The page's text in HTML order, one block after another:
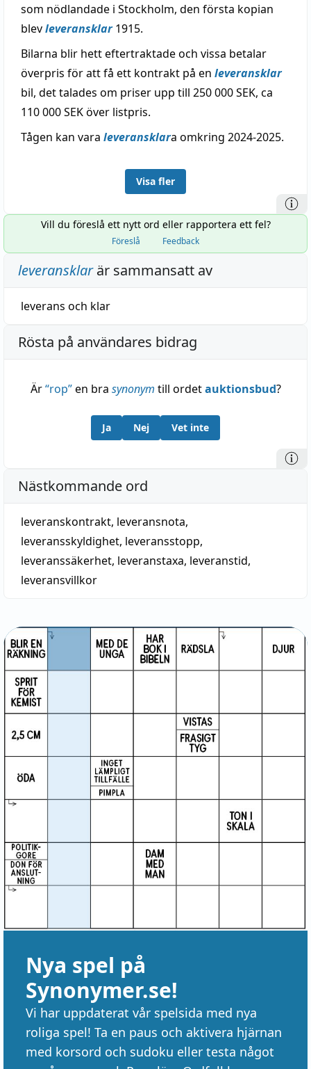
som nödlandade i Stockholm, den första kopian
blevleveransklar1915.
Bilarna blir hett eftertraktade och vissa betalar
överpris för att få ett kontrakt på en leveransklar
bil, det talades om priser upp till 250 000 SEK, ca
110 000 SEK över listpris.
Tågen kan vara leveransklara omkring 2024-2025.
Visa fler
Vill du föreslå ett nytt ord eller rapportera ett fel?
Föreslå Feedback
leveransklarär sammansatt av
leverans och klar
Rösta på användares bidrag
Är“rop”en bra synonym till ordetauktionsbud?
Ja Nej Vet inte
Nästkommande ord
leveranskontrakt, leveransnota,
leveransskyldighet, leveransstopp,
leveranssäkerhet, leveranstaxa, leveranstid,
leveransvillkor
Nya spel på
Synonymer.se!
Vi har uppdaterat vår spelsida med nya
roliga spel! Ta en paus och aktivera hjärnan
med korsord och sudoku eller testa något